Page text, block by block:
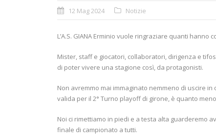
12 Mag 2024 Notizie
L’A.S. GIANA Erminio vuole ringraziare quanti
Mister, staff e giocatori, collaboratori, dirigenza e
di poter vivere una stagione così, da protagonisti.
Non avremmo mai immaginato nemmeno di uscire
valida per il 2° Turno playoff di girone, è quanto
Noi ci rimettiamo in piedi e a testa alta guarderemo
finale di campionato a tutti.